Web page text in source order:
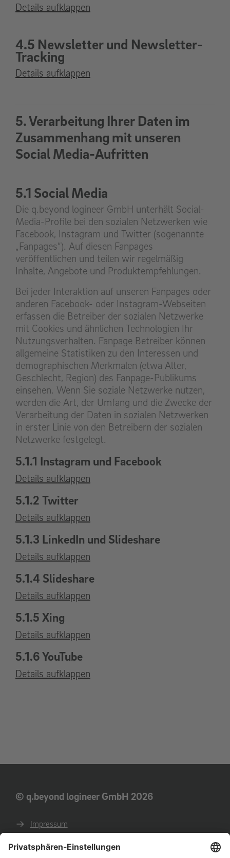
Details aufklappen
4.5 Newsletter und Newsletter-
Tracking
Details aufklappen
5. Verarbeitung Ihrer Daten im
Zusammenhang mit unseren
Social Media-Aufritten
5.1 Social Media
Die q.beyond logineer GmbH unterhält Social-
Media-Profile bei den sozialen Netzwerken wie
Facebook, Instagram und Twitter (sogenannte
„Fanpages“). Auf diesen Fanpages
veröffentlichen und teilen wir regelmäßig
Inhalte, Angebote und Produktempfehlungen.
Bei jeder Interaktion auf unseren Fanpages oder
anderen Facebook- oder Instagram-Webseiten
erfassen die Betreiber der sozialen Netzwerke
mit Cookies und ähnlichen Technologien Ihr
Nutzungsverhalten. Fanpage Betreiber können
allgemeine Statistiken zu den Interessen und
demographischen Merkmalen (etwa Alter,
Geschlecht, Region) des Fanpage-Publikums
einsehen. Wenn Sie soziale Netzwerke nutzen,
werden die Art, der Umfang und die Zwecke der
Verarbeitung der Daten in sozialen Netzwerken
in erster Linie von den Betreibern der sozialen
Netzwerke festgelegt.
5.1.1 Instagram und Facebook
Details aufklappen
5.1.2 Twitter
Details aufklappen
5.1.3 LinkedIn und Slideshare
Details aufklappen
5.1.4 Slideshare
Details aufklappen
5.1.5 Xing
Details aufklappen
5.1.6 YouTube
Details aufklappen
© q.beyond logineer GmbH 2026
Impressum
AGB